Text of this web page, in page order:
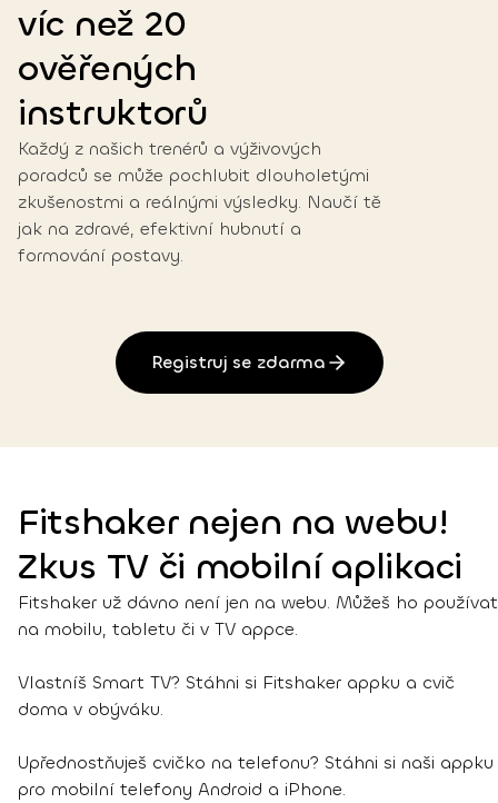
víc než 20
ověřených
instruktorů
Každý z našich trenérů a výživových
poradců se může pochlubit dlouholetými
zkušenostmi a reálnými výsledky. Naučí tě
jak na zdravé, efektivní hubnutí a
formování postavy.
Registruj se zdarma
Fitshaker nejen na webu!
Zkus TV či mobilní aplikaci
Fitshaker už dávno není jen na webu. Můžeš ho používat
na mobilu, tabletu či v TV appce.
Vlastníš Smart TV? Stáhni si Fitshaker appku a cvič
doma v obýváku.
Upřednostňuješ cvičko na telefonu? Stáhni si naši appku
pro mobilní telefony Android a iPhone.